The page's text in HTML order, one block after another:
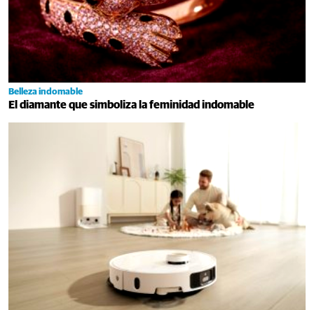
Belleza indomable
El diamante que simboliza la feminidad indomable